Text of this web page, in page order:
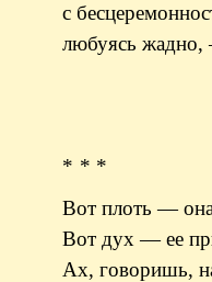
с
любуясь жадно,
* * *
Вот плоть —
Вот дух — ее
Ах, говоришь,